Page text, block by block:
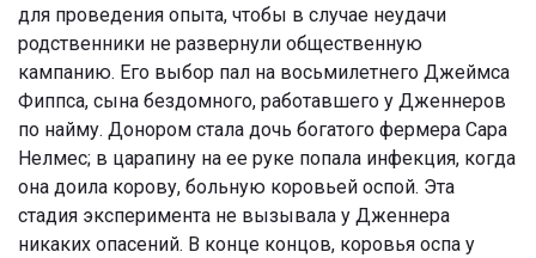
для проведения опыта, чтобы в случае неудачи
родственники не развернули общественную
кампанию. Его выбор пал на восьмилетнего Джеймса
Фиппса, сына бездомного, работавшего у Дженнеров
по найму. Донором стала дочь богатого фермера Сара
Нелмес; в царапину на ее руке попала инфекция, когда
она доила корову, больную коровьей оспой. Эта
стадия эксперимента не вызывала у Дженнера
никаких опасений. В конце концов, коровья оспа у